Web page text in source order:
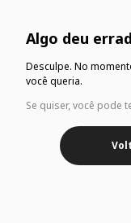
Algo deu
Desculpe. No
você queria.
Se quiser, você pode